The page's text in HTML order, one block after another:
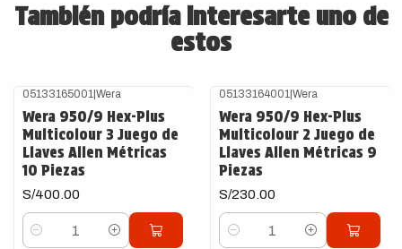
También podría interesarte uno de
estos
05133165001 |Wera
Wera 950/9 Hex-Plus
Multicolour 3 Juego de
Llaves Allen Métricas
10 Piezas
S/400.00
Cantidad
05133164001 |Wera
Wera 950/9 Hex-Plus
Multicolour 2 Juego de
Llaves Allen Métricas 9
Piezas
S/230.00
Cantidad